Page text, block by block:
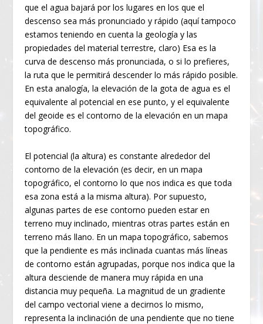
que el agua bajará por los lugares en los que el
descenso sea más pronunciado y rápido (aquí tampoco
estamos teniendo en cuenta la geología y las
propiedades del material terrestre, claro) Esa es la
curva de descenso más pronunciada, o si lo prefieres,
la ruta que le permitirá descender lo más rápido posible.
En esta analogía, la elevación de la gota de agua es el
equivalente al potencial en ese punto, y el equivalente
del geoide es el contorno de la elevación en un mapa
topográfico.
El potencial (la altura) es constante alrededor del
contorno de la elevación (es decir, en un mapa
topográfico, el contorno lo que nos indica es que toda
esa zona está a la misma altura). Por supuesto,
algunas partes de ese contorno pueden estar en
terreno muy inclinado, mientras otras partes están en
terreno más llano. En un mapa topográfico, sabemos
que la pendiente es más inclinada cuantas más líneas
de contorno están agrupadas, porque nos indica que la
altura desciende de manera muy rápida en una
distancia muy pequeña. La magnitud de un gradiente
del campo vectorial viene a decirnos lo mismo,
representa la inclinación de una pendiente que no tiene